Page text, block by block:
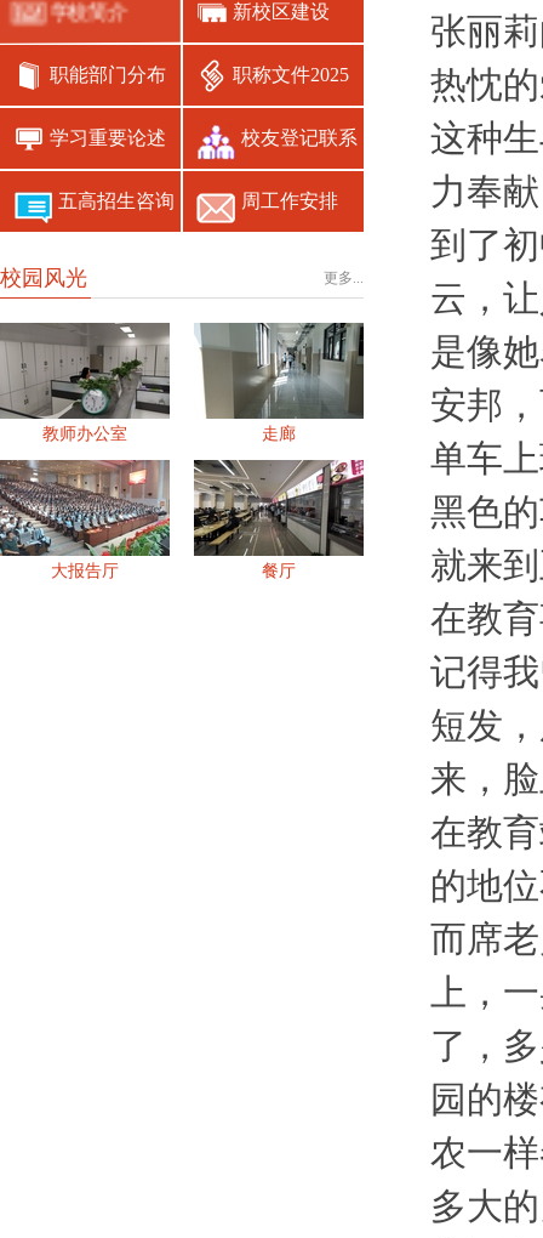
学校简介 新校区建设
职能部门分布 职称文件2025
学习重要论述 校友登记联系
五高招生咨询 周工作安排
更多...
校园风光
教师办公室 走廊
大报告厅 餐厅
张丽
热忱
这种
力奉
到了
云，
是像
安邦
单车
黑色
就来
在教
记得
短发
来，
在教
的地
而席
上，
了，
园的
农一
多大